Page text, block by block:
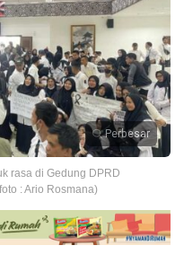
Perbesar
rasa di Gedung DPRD
: Ario Rosmana)